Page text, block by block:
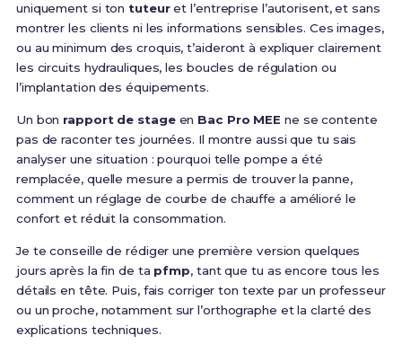
uniquement si tontuteuret l’entreprise l’autorisent, et sans
montrer les clients ni les informations sensibles. Ces images,
ou au minimum des croquis, t’aideront à expliquer clairement
les circuits hydrauliques, les boucles de régulation ou
l’implantation des équipements.
Un bon rapport de stageen Bac Pro MEE ne se contente
pas de raconter tes journées. Il montre aussi que tu sais
analyser une situation : pourquoi telle pompe a été
remplacée, quelle mesure a permis de trouver la panne,
comment un réglage de courbe de chauffe a amélioré le
confort et réduit la consommation.
Je te conseille de rédiger une première version quelques
jours après la fin de ta pfmp, tant que tu as encore tous les
détails en tête. Puis, fais corriger ton texte par un professeur
ou un proche, notamment sur l’orthographe et la clarté des
explications techniques.